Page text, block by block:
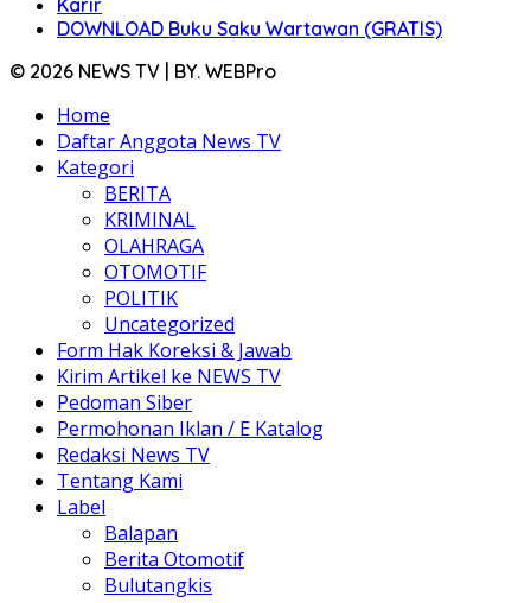
Karir
DOWNLOAD Buku Saku Wartawan (GRATIS)
© 2026 NEWS TV | BY. WEBPro
Home
Daftar Anggota News TV
Kategori
BERITA
KRIMINAL
OLAHRAGA
OTOMOTIF
POLITIK
Uncategorized
Form Hak Koreksi & Jawab
Kirim Artikel ke NEWS TV
Pedoman Siber
Permohonan Iklan / E Katalog
Redaksi News TV
Tentang Kami
Label
Balapan
Berita Otomotif
Bulutangkis